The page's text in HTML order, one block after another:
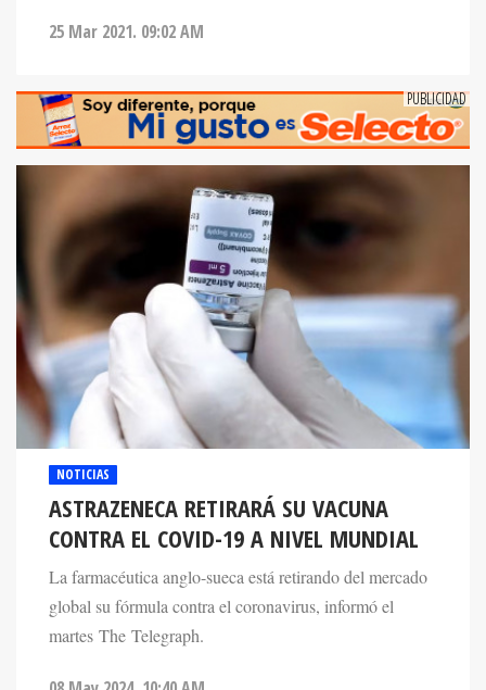
25 Mar 2021. 09:02 AM
NOTICIAS
ASTRAZENECA RETIRARÁ SU VACUNA
CONTRA EL COVID-19 A NIVEL MUNDIAL
La farmacéutica anglo-sueca está retirando del mercado
global su fórmula contra el coronavirus, informó el
martes The Telegraph.